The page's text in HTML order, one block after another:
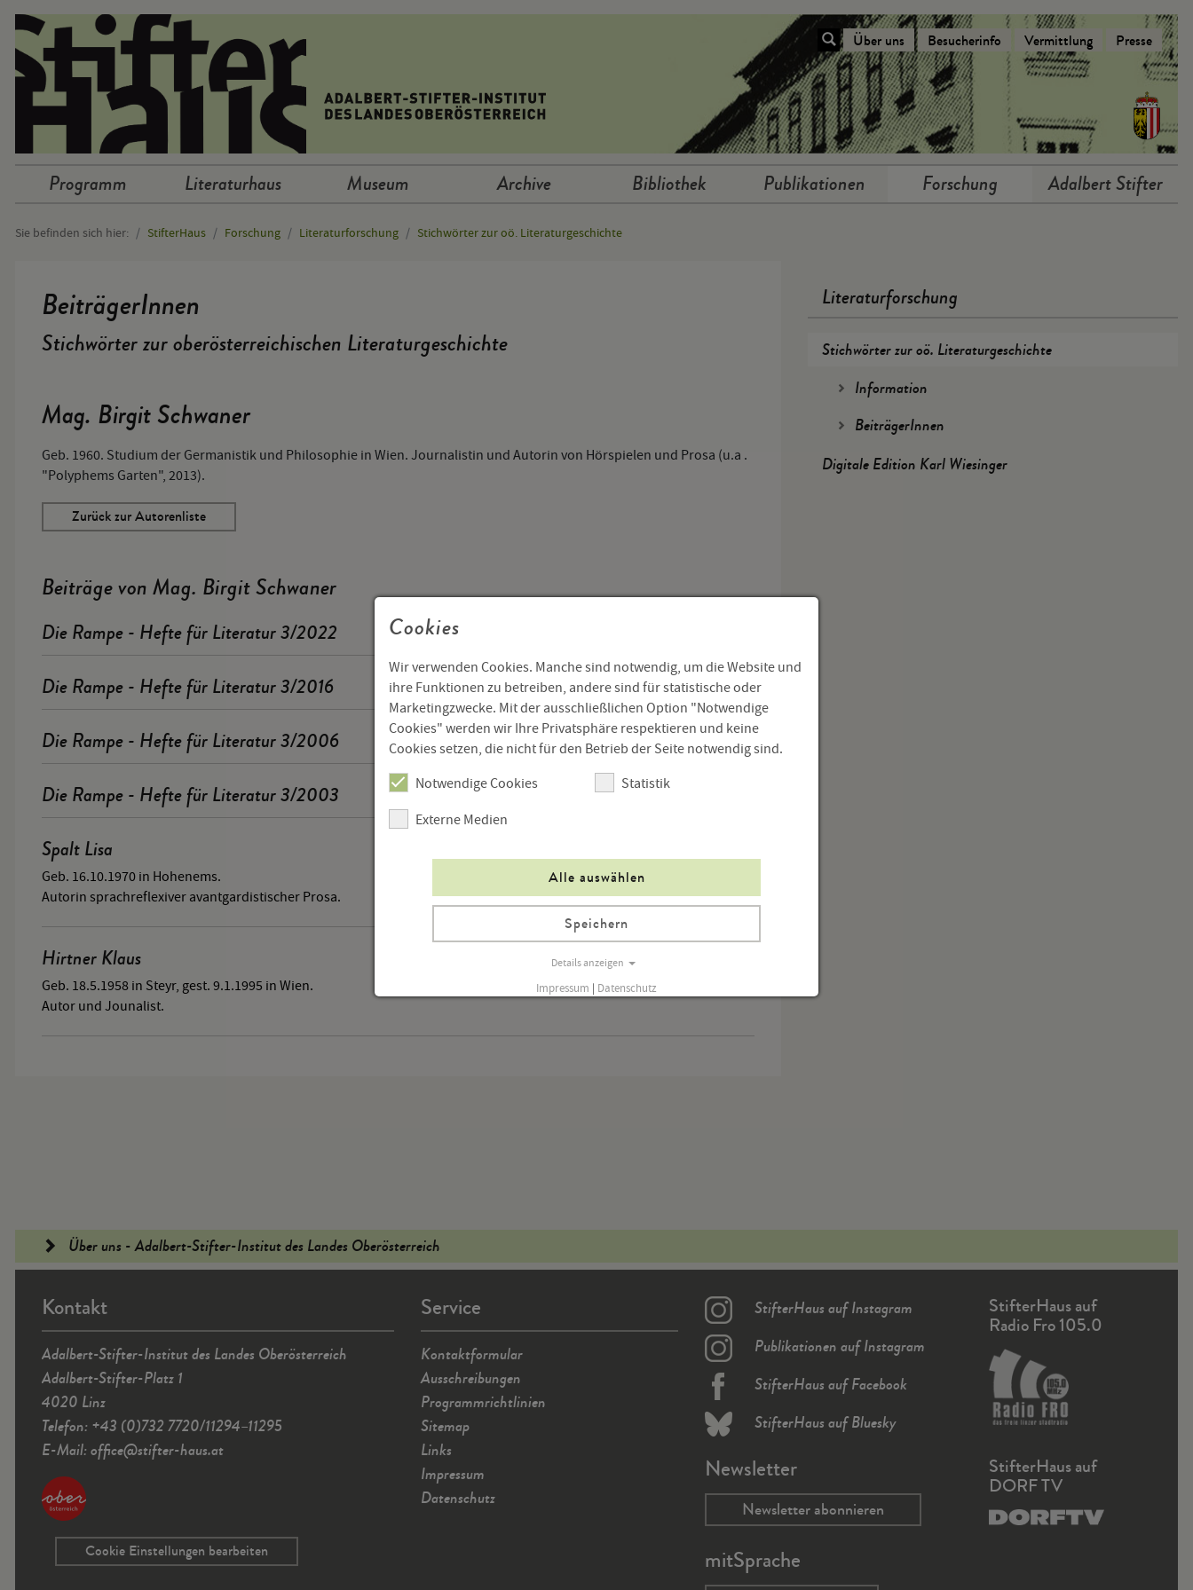
Sprunglinks
Navigation Über das Stifterhaus
Über uns Besucherinfo Vermittlung Presse
Hauptnavigation
Programm Literaturhaus Museum Archive Bibliothek Publikationen Forschung Adalbert Stifter
Sie befinden sich hier: StifterHaus Forschung Literaturforschung Stichwörter zur oö. Literaturgeschichte
BeiträgerInnen
Stichwörter zur oberösterreichischen Literaturgeschichte
Mag. Birgit Schwaner
Geb. 1960. Studium der Germanistik und Philosophie in Wien. Journalistin und Autorin von Hörspielen und Prosa (u.a .
"Polyphems Garten", 2013).
Zurück zur Autorenliste
Beiträge von Mag. Birgit Schwaner
Die Rampe - Hefte für Literatur 3/2022
Die Rampe - Hefte für Literatur 3/2016
Die Rampe - Hefte für Literatur 3/2006
Die Rampe - Hefte für Literatur 3/2003
Spalt Lisa
Geb. 16.10.1970 in Hohenems.
Autorin sprachreflexiver avantgardistischer Prosa.
Hirtner Klaus
Geb. 18.5.1958 in Steyr, gest. 9.1.1995 in Wien.
Autor und Jounalist.
Literaturforschung
Stichwörter zur oö. Literaturgeschichte
Information
BeiträgerInnen
Digitale Edition Karl Wiesinger
Fußleiste Über uns - Adalbert-Stifter-Institut des Landes Oberösterreich
Kontakt
Adalbert-Stifter-Institut des Landes Oberösterreich
Adalbert-Stifter-Platz 1
4020 Linz
Telefon: +43 (0)732 7720/11294–11295
E-Mail:office@stifter-haus.at
Cookie Einstellungen bearbeiten
Service
Kontaktformular
Ausschreibungen
Programmrichtlinien
Sitemap
Links
Impressum
Datenschutz
StifterHaus auf Instagram
Publikationen auf Instagram
StifterHaus auf Facebook
StifterHaus auf Bluesky
Newsletter
Newsletter abonnieren
mitSprache
StifterHaus auf
Radio Fro 105.0
StifterHaus auf
DORF TV
Cookies
Wir verwenden Cookies. Manche sind notwendig, um die Website und
ihre Funktionen zu betreiben, andere sind für statistische oder
Marketingzwecke. Mit der ausschließlichen Option "Notwendige
Cookies" werden wir Ihre Privatsphäre respektieren und keine
Cookies setzen, die nicht für den Betrieb der Seite notwendig sind.
Notwendige Cookies
Statistik
Externe Medien
Alle auswählen
Speichern
Details anzeigen
Impressum | Datenschutz